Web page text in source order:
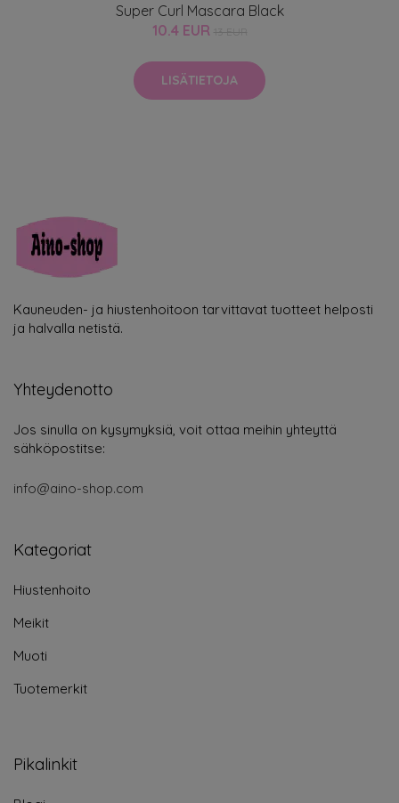
Super Curl Mascara Black
10.4 EUR
LISÄTIETOJA
Kauneuden- ja hiustenhoitoon tarvittavat tuotteet helposti
ja halvalla netistä.
Yhteydenotto
Jos sinulla on kysymyksiä, voit ottaa meihin yhteyttä
sähköpostitse:
info@aino-shop.com
Kategoriat
Hiustenhoito
Meikit
Muoti
Tuotemerkit
Pikalinkit